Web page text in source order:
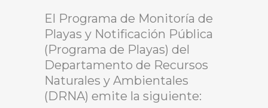
El Programa de Monitoría de
Playas y Notificación Pública
(Programa de Playas) del
Departamento de Recursos
Naturales y Ambientales
(DRNA) emite la siguiente: